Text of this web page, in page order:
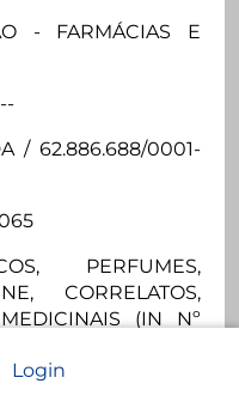
Login
- FARMÁCIAS E
/ 62.886.688/0001-
PERFUMES,
CORRELATOS,
(IN Nº